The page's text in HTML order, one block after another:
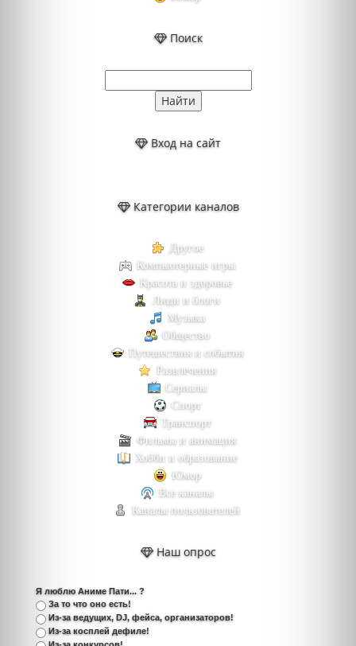
Поиск
Вход на сайт
Категории каналов
Другое
Компьютерные игры
Красота и здоровье
Люди и блоги
Музыка
Общество
Путешествия и события
Развлечения
Сериалы
Спорт
Транспорт
Фильмы и анимация
Хобби и образование
Юмор
Все каналы
Каналы пользователей
Наш опрос
Я люблю Аниме Пати... ?
За то что оно есть!
Из-за ведущих, DJ, фейса, организаторов!
Из-за косплей дефиле!
Из-за конкурсов!